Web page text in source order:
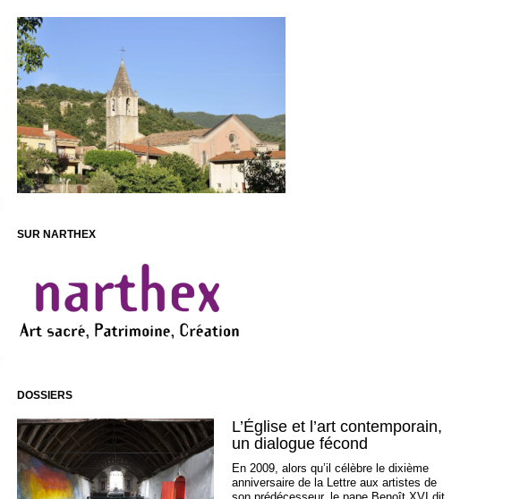
SUR NARTHEX
DOSSIERS
L’Église et l’art contemporain,
un dialogue fécond
En 2009, alors qu’il célèbre le dixième
anniversaire de la Lettre aux artistes de